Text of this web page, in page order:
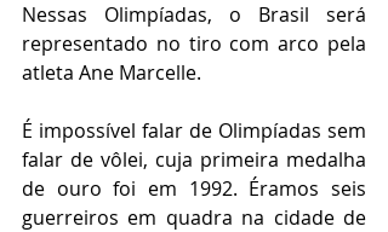
Nessas Olimpíadas, o Brasil será
representado no tiro com arco pela
atleta Ane Marcelle.
É impossível falar de Olimpíadas sem
falar de vôlei, cuja primeira medalha
de ouro foi em 1992. Éramos seis
guerreiros em quadra na cidade de